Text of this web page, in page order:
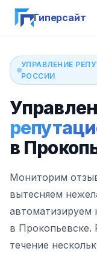
Гиперсайт
УПРАВЛЕНИЕ
РОССИИ
в
Мониторим
вытесняем
автоматизируем
в
течение